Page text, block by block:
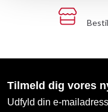
Tilmeld dig vores
Udfyld din e-